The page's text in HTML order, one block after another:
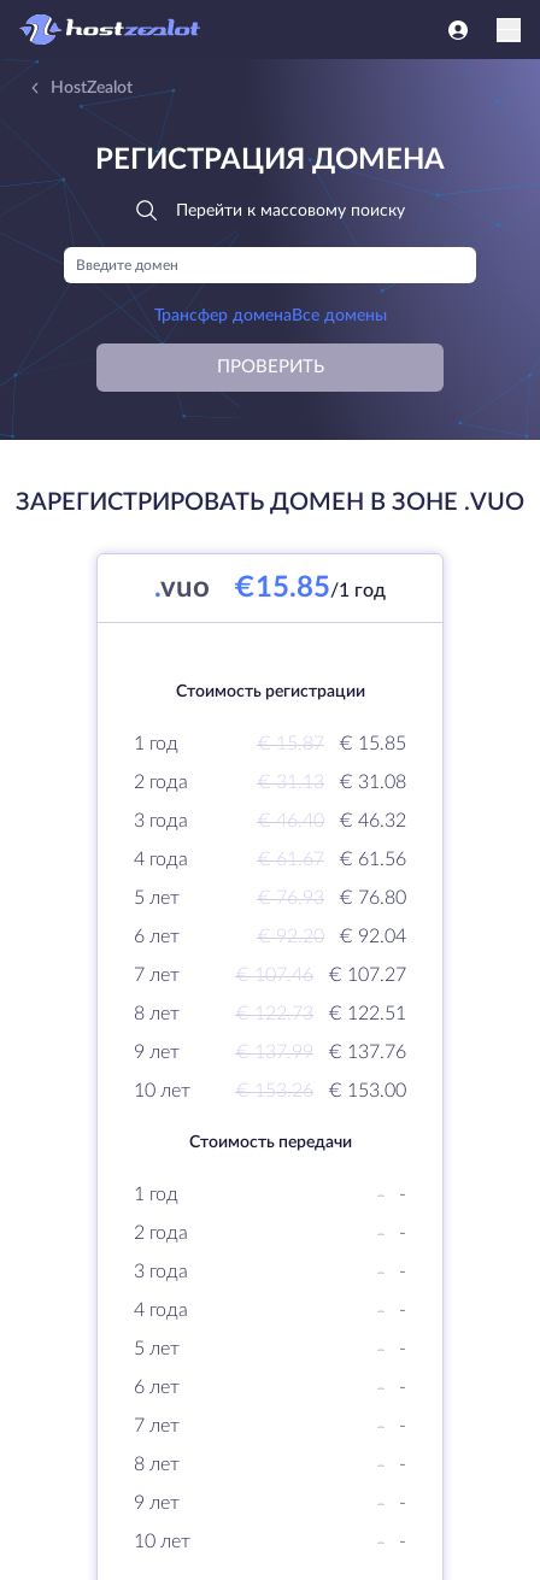
HostZealot
РЕГИСТРАЦИЯ ДОМЕНА
Перейти к массовому поиску
Трансфер домена Все домены
ПРОВЕРИТЬ
ЗАРЕГИСТРИРОВАТЬ ДОМЕН В ЗОНЕ .VUO
.vuo €15.85/1 год
Стоимость регистрации
1 год € 15.87
€ 15.85
2 года
€ 31.13
€ 31.08
3 года
€ 46.40
€ 46.32
4 года
€ 61.67
€ 61.56
5 лет
€ 76.93
€ 76.80
6 лет
€ 92.20
€ 92.04
7 лет
€ 107.46
€ 107.27
8 лет
€ 122.73
€ 122.51
9 лет
€ 137.99
€ 137.76
10 лет
€ 153.26 € 153.00
Стоимость передачи
1 год -
-
2 года
-
-
3 года
-
-
4 года
-
-
5 лет
-
-
6 лет
-
-
7 лет
-
-
8 лет
-
-
9 лет
-
-
10 лет
- -